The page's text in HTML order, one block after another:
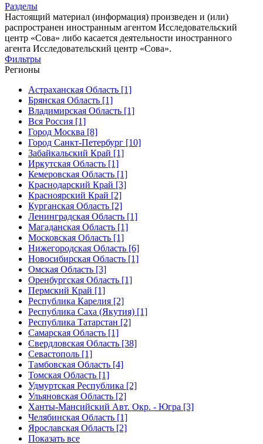
Разделы
Настоящий материал (информация) произведен и (или)
распространен иностранным агентом Исследовательский
центр «Сова» либо касается деятельности иностранного
агента Исследовательский центр «Сова».
Фильтры
Регионы
Астраханская Область [1]
Брянская Область [1]
Владимирская Область [1]
Вся Россия [1]
Город Москва [8]
Город Санкт-Петербург [10]
Забайкальский Край [1]
Иркутская Область [1]
Кемеровская Область [1]
Краснодарский Край [3]
Красноярский Край [2]
Курганская Область [2]
Ленинградская Область [1]
Магаданская Область [1]
Московская Область [1]
Нижегородская Область [6]
Новосибирская Область [1]
Омская Область [3]
Оренбургская Область [1]
Пермский Край [1]
Республика Карелия [2]
Республика Саха (Якутия) [1]
Республика Татарстан [2]
Самарская Область [1]
Свердловская Область [38]
Севастополь [1]
Тамбовская Область [4]
Томская Область [1]
Удмуртская Республика [2]
Ульяновская Область [2]
Ханты-Мансийский Авт. Окр. - Югра [3]
Челябинская Область [1]
Ярославская Область [2]
Показать все